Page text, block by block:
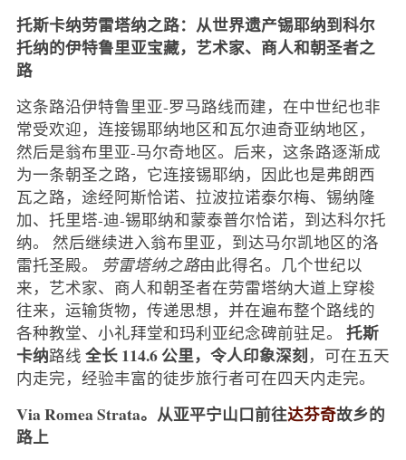
托斯卡纳劳雷塔纳之路：从世界遗产锡耶纳到科尔
托纳的伊特鲁里亚宝藏，艺术家、商人和朝圣者之
路
这条路沿伊特鲁里亚-罗马路线而建，在中世纪也非
常受欢迎，连接锡耶纳地区和瓦尔迪奇亚纳地区，
然后是翁布里亚-马尔奇地区。后来，这条路逐渐成
为一条朝圣之路，它连接锡耶纳，因此也是弗朗西
瓦之路，途经阿斯恰诺、拉波拉诺泰尔梅、锡纳隆
加、托里塔-迪-锡耶纳和蒙泰普尔恰诺，到达科尔托
纳。 然后继续进入翁布里亚，到达马尔凯地区的洛
雷托圣殿。
劳雷塔纳之路由此得名。几个世纪以
来，艺术家、商人和朝圣者在劳雷塔纳大道上穿梭
往来，运输货物，传递思想，并在遍布整个路线的
各种教堂、小礼拜堂和玛利亚纪念碑前驻足。
托斯
卡纳路线 全长 114.6 公里，令人印象深刻，可在五天
内走完，经验丰富的徒步旅行者可在四天内走完。
Via Romea Strata。从亚平宁山口前往达芬奇故乡的
路上